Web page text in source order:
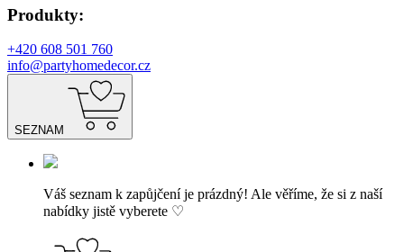
Produkty:
+420 608 501 760
info@partyhomedecor.cz
SEZNAM
Váš seznam k zapůjčení je prázdný! Ale věříme, že si z naší
nabídky jistě vyberete ♡